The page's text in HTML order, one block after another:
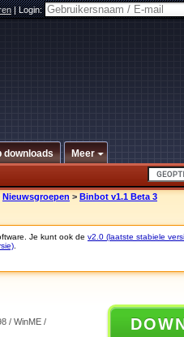
|Login:
downloads Meer
Nieuwsgroepen > Binbot v1.1 Beta 3
Je kunt ook de v2.0 (laatste stabiele
/ WinME /